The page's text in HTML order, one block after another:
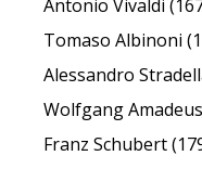
Antonio Vivaldi
Tomaso Albinoni
Alessandro
Wolfgang
Franz Schubert